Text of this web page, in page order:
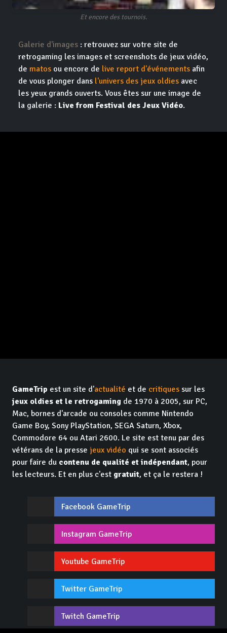
Et encore des tournois.
Galerie d'images : retrouvez sur votre site de
retrogaming les images et screenshots de jeux vidéo,
de matos ou encore de live report d'événements afin
de vous plonger dans l'univers des jeux oldies avec
les yeux grands ouverts. Vous êtes sur une image de
la galerie : Live from Festival des Jeux Vidéo.
GameTrip est un site d'actualité et de critiques sur les
jeux oldies et le retrogaming de 1970 à 2005, sur PC,
Mac, bornes d'arcade ou consoles comme Nintendo
Game Boy, Sony PlayStation, SEGA Saturn, Xbox,
Commodore 64 ou Atari 2600. Le site est tenu par des
vétérans de la presse jeux vidéo qui se sont associés
pour faire du contenu de qualité et indépendant, pour
les lecteurs. Et en plus c'est gratuit, et ça le restera !
Facebook GameTrip
Instagram GameTrip
Youtube GameTrip
Twitter GameTrip
Twitch GameTrip